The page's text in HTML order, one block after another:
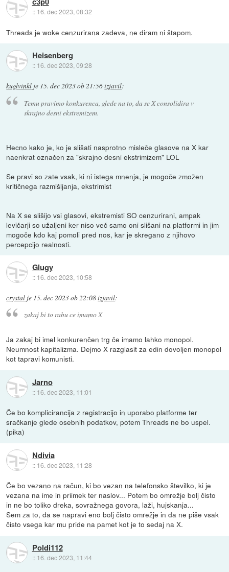
:: 16. dec 2023, 08:32
Threads je woke cenzurirana zadeva, ne diram ni štapom.
Heisenberg
:: 16. dec 2023, 09:28
kuglvinkl je 15. dec 2023 ob 21:56izjavil:
Temu pravimo konkurenca, glede na to, da se X consolidira v
skrajno desni ekstremizem.
Hecno kako je, ko je slišati nasprotno misleče glasove na X kar
naenkrat označen za "skrajno desni ekstrimizem" LOL
Se pravi so zate vsak, ki ni istega mnenja, je mogoče zmožen
kritičnega razmišljanja, ekstrimist
Na X se slišijo vsi glasovi, ekstremisti SO cenzurirani, ampak
levičarji so užaljeni ker niso več samo oni slišani na platformi in jim
mogoče kdo kaj pomoli pred nos, kar je skregano z njihovo
percepcijo realnosti.
Glugy
:: 16. dec 2023, 10:58
crystal je 15. dec 2023 ob 22:08izjavil:
zakaj bi to rabu ce imamo X
Ja zakaj bi imel konkurenčen trg če imamo lahko monopol.
Neumnost kapitalizma. Dejmo X razglasit za edin dovoljen monopol
kot tapravi komunisti.
Jarno
:: 16. dec 2023, 11:01
Če bo komplicirancija z registracijo in uporabo platforme ter
sračkanje glede osebnih podatkov, potem Threads ne bo uspel.
(pika)
Ndivia
:: 16. dec 2023, 11:28
Če bo vezano na račun, ki bo vezan na telefonsko številko, ki je
vezana na ime in priimek ter naslov... Potem bo omrežje bolj čisto
in ne bo toliko dreka, sovražnega govora, laži, hujskanja...
Sem za to, da se napravi eno bolj čisto omrežje in da ne piše vsak
čisto vsega kar mu pride na pamet kot je to sedaj na X.
Poldi112
:: 16. dec 2023, 11:44